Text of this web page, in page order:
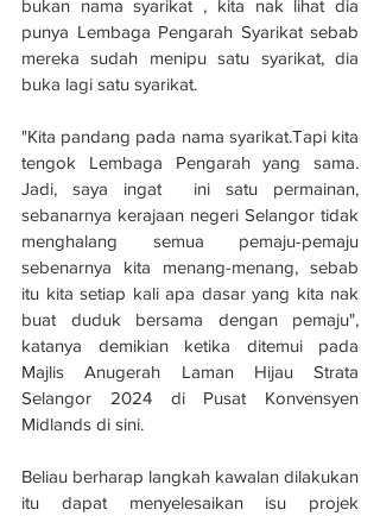
bukan nama syarikat , kita nak lihat dia
punya Lembaga Pengarah Syarikat sebab
mereka sudah menipu satu syarikat, dia
buka lagi satu syarikat.
"Kita pandang pada nama syarikat.Tapi kita
tengok Lembaga Pengarah yang sama.
Jadi, saya ingat  ini satu permainan,
sebanarnya kerajaan negeri Selangor tidak
menghalang semua pemaju-pemaju
sebenarnya kita menang-menang, sebab
itu kita setiap kali apa dasar yang kita nak
buat duduk bersama dengan pemaju",
katanya demikian ketika ditemui pada
Majlis Anugerah Laman Hijau Strata
Selangor 2024 di Pusat Konvensyen
Midlands di sini.
Beliau berharap langkah kawalan dilakukan
itu dapat menyelesaikan isu projek